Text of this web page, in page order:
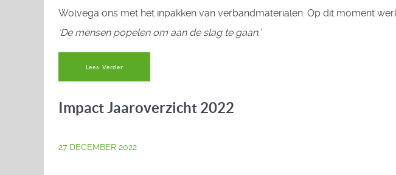
Wolvega ons met het inpakken van verbandmaterialen. Op dit moment
‘De mensen popelen om aan de slag te gaan.’
Lees Verder
Impact Jaaroverzicht 2022
27 DECEMBER 2022